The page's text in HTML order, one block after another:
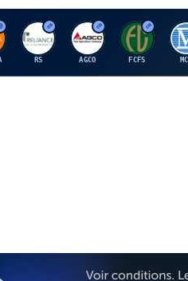
R
RS
A
AGCO
F
FCFS